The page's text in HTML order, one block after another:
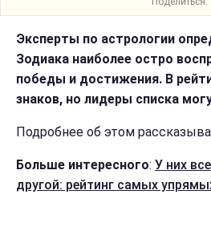
Эксперты по астрологии
Зодиака наиболее остро
победы и достижения. В
знаков, но лидеры списка
Подробнее об этом
Больше интересного: У них
другой: рейтинг самых